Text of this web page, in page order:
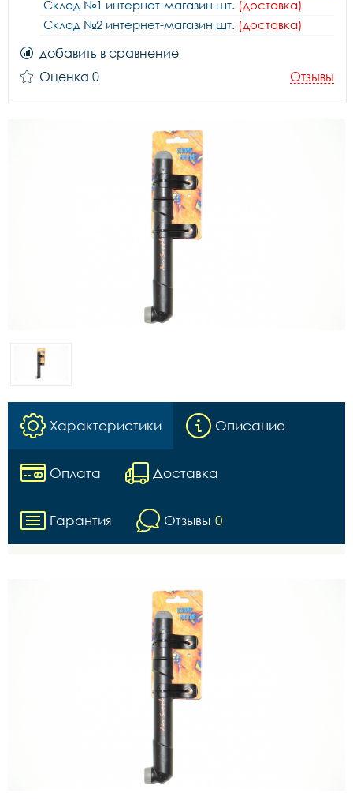
Склад №1 интернет-магазин шт. (доставка)
Склад №2 интернет-магазин шт. (доставка)
добавить в сравнение
Оценка 0
Отзывы
Характеристики Описание
Оплата Доставка
Гарантия Отзывы 0